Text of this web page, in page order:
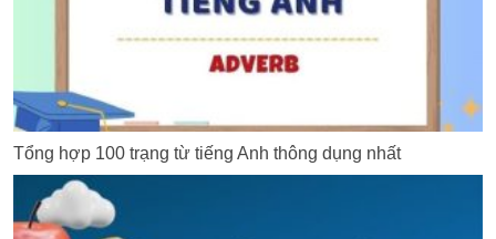
Tổng hợp 100 trạng từ tiếng Anh thông dụng nhất